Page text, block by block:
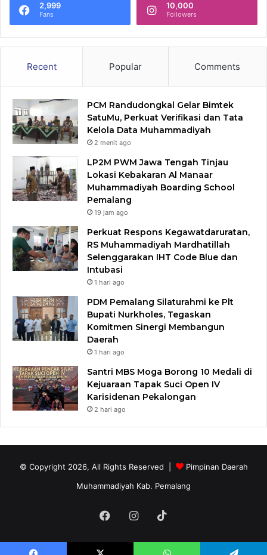
2,999
Fans
10,000
Followers
Recent Popular Comments
PCM Randudongkal Gelar Bimtek
SatuMu, Perkuat Verifikasi dan Tata
Kelola Data Muhammadiyah
2 menit ago
LP2M PWM Jawa Tengah Tinjau
Lokasi Kebakaran Al Manaar
Muhammadiyah Boarding School
Pemalang
19 jam ago
Perkuat Respons Kegawatdaruratan,
RS Muhammadiyah Mardhatillah
Selenggarakan IHT Code Blue dan
Intubasi
1 hari ago
PDM Pemalang Silaturahmi ke Plt
Bupati Nurkholes, Tegaskan
Komitmen Sinergi Membangun
Daerah
1 hari ago
Santri MBS Moga Borong 10 Medali di
Kejuaraan Tapak Suci Open IV
Karisidenan Pekalongan
2 hari ago
© Copyright 2026, All Rights Reserved |
Pimpinan Daerah
Muhammadiyah Kab. Pemalang
FacebookInstagram